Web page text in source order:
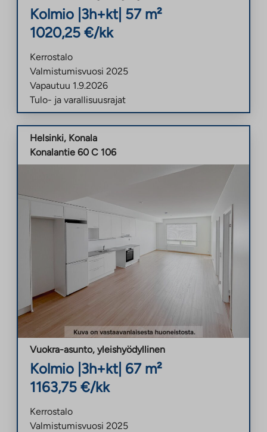
Kolmio 3h+kt| 57 m²
1020,25 €/kk
Kerrostalo
Valmistumisvuosi 2025
Vapautuu 1.9.2026
Tulo- ja varallisuusrajat
Helsinki, Konala
Konalantie 60 C 106
Vuokra-asunto, yleishyödyllinen
Kolmio 3h+kt| 67 m²
1163,75 €/kk
Kerrostalo
Valmistumisvuosi 2025